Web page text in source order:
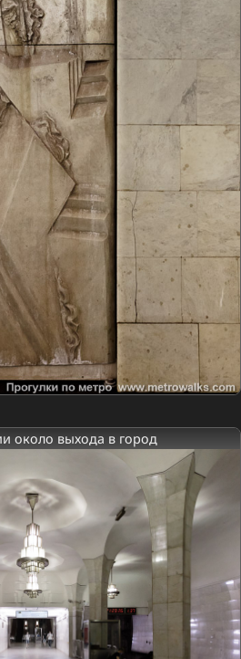
около выхода в город